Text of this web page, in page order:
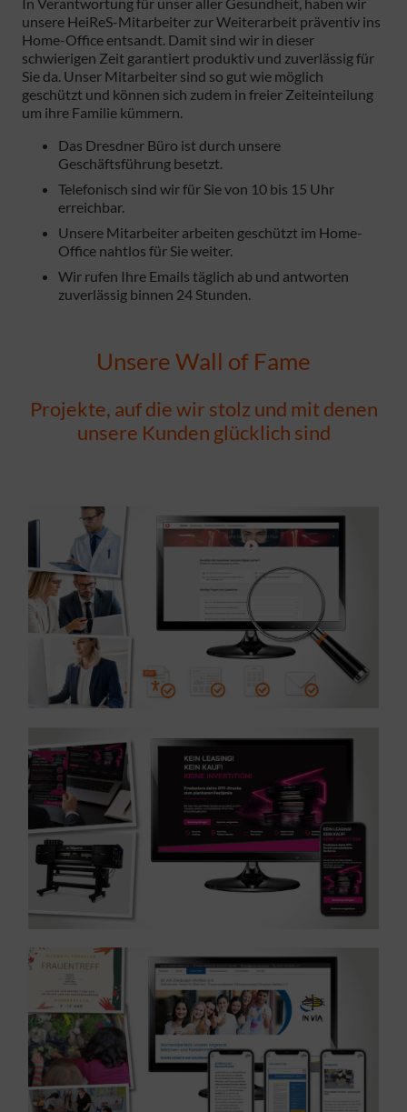
unsere HeiReS-Mitarbeiter zur Weiterarbeit präventiv ins
Home-Office entsandt. Damit sind wir in dieser
schwierigen Zeit garantiert produktiv und zuverlässig für
Sie da. Unser Mitarbeiter sind so gut wie möglich
geschützt und können sich zudem in freier Zeiteinteilung
um ihre Familie kümmern.
Das Dresdner Büro ist durch unsere
Geschäftsführung besetzt.
Telefonisch sind wir für Sie von 10 bis 15 Uhr
erreichbar.
Unsere Mitarbeiter arbeiten geschützt im Home-
Office nahtlos für Sie weiter.
Wir rufen Ihre Emails täglich ab und antworten
zuverlässig binnen 24 Stunden.
Unsere Wall of Fame
Projekte, auf die wir stolz und mit denen
unsere Kunden glücklich sind
Referenz: Strategische Beratung zur digitalen
Barrierefreiheit – Branche Telekommunikation
MEHR ERFAHREN ...
Referenz: Entwicklung eines WordPress-Onepagers –
Branche Drucktechnik
MEHR ERFAHREN ...
Referenz: Relaunch einer barrierefreien WordPress-
Webseite – Branche Sozialwesen
MEHR ERFAHREN ...